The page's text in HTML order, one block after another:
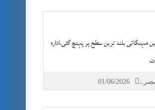
مہنگائی بلند ترین سطح پر پہنچ گئی،ادارہ
01/06/2026